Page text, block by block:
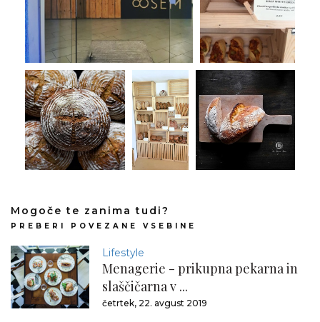
Mogoče te zanima tudi?
PREBERI POVEZANE VSEBINE
Lifestyle
Menagerie - prikupna pekarna in
slaščičarna v ...
četrtek, 22. avgust 2019